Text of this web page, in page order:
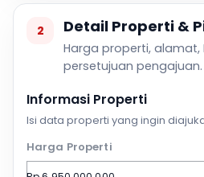
2 Detail Properti &
Harga properti, alamat,
persetujuan pengajuan.
Informasi Properti
Isi data properti yang ingin
Harga Properti